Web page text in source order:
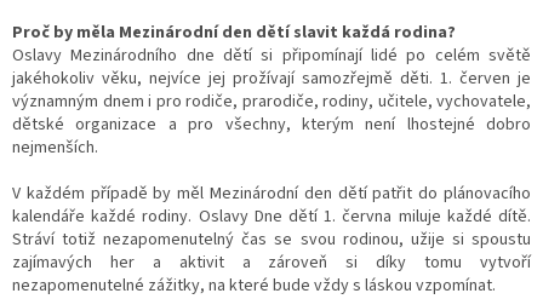
Proč by měla Mezinárodní den dětí slavit každá rodina?
Oslavy Mezinárodního dne dětí si připomínají lidé po celém světě
jakéhokoliv věku, nejvíce jej prožívají samozřejmě děti. 1. červen je
významným dnem i pro rodiče, prarodiče, rodiny, učitele, vychovatele,
dětské organizace a pro všechny, kterým není lhostejné dobro
nejmenších.
V každém případě by měl Mezinárodní den dětí patřit do plánovacího
kalendáře každé rodiny. Oslavy Dne dětí 1. června miluje každé dítě.
Stráví totiž nezapomenutelný čas se svou rodinou, užije si spoustu
zajímavých her a aktivit a zároveň si díky tomu vytvoří
nezapomenutelné zážitky, na které bude vždy s láskou vzpomínat.